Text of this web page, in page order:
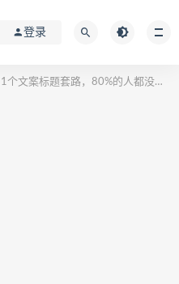
登录
个文案标题套路，80%的人都没用过